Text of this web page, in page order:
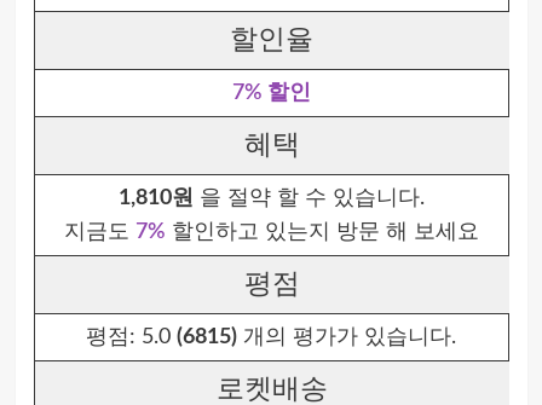
할인율
7% 할인
혜택
1,810원 을 절약 할 수 있습니다.
지금도 7% 할인하고 있는지 방문 해 보세요
평점
평점: 5.0 (6815) 개의 평가가 있습니다.
로켓배송